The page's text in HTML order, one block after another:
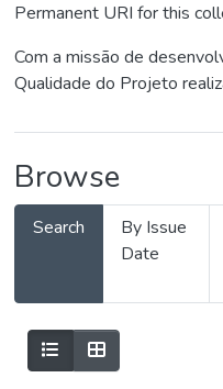
Permanent URI for this
Com a missão de
Qualidade do Projeto
Browse
Search
By Issue
Date